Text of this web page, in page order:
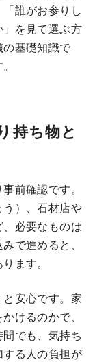
誰がお参りし
を見て選ぶ方
基礎知識で
持ち物と
前確認です。
）、石材店や
必要なものは
で進めると、
ます。
安心です。家
けるのかで、
でも、気持ち
る人の負担が